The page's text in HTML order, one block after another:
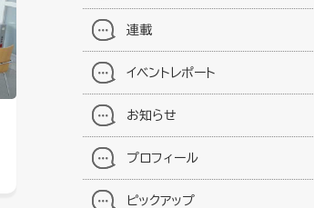
連載
イベントレポート
お知らせ
プロフィール
ピックアップ